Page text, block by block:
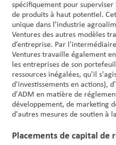
spécifiquement pour
de produits à haut potentiel.
unique dans l’industrie
Ventures des autres modèles
d’entreprise. Par
Ventures travaille également
les entreprises de son
ressources inégalées, qu'il
d'investissements en actions),
d'ADM en matière de
développement, de marketing
d'autres mesures de soutien à
Placements de capital de